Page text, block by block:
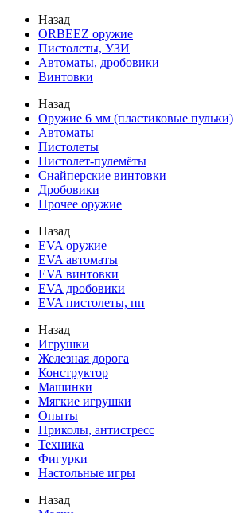
Назад
ORBEEZ оружие
Пистолеты, УЗИ
Автоматы, дробовики
Винтовки
Назад
Оружие 6 мм (пластиковые пульки)
Автоматы
Пистолеты
Пистолет-пулемёты
Снайперские винтовки
Дробовики
Прочее оружие
Назад
EVA оружие
EVA автоматы
EVA винтовки
EVA дробовики
EVA пистолеты, пп
Назад
Игрушки
Железная дорога
Конструктор
Машинки
Мягкие игрушки
Опыты
Приколы, антистресс
Техника
Фигурки
Настольные игры
Назад